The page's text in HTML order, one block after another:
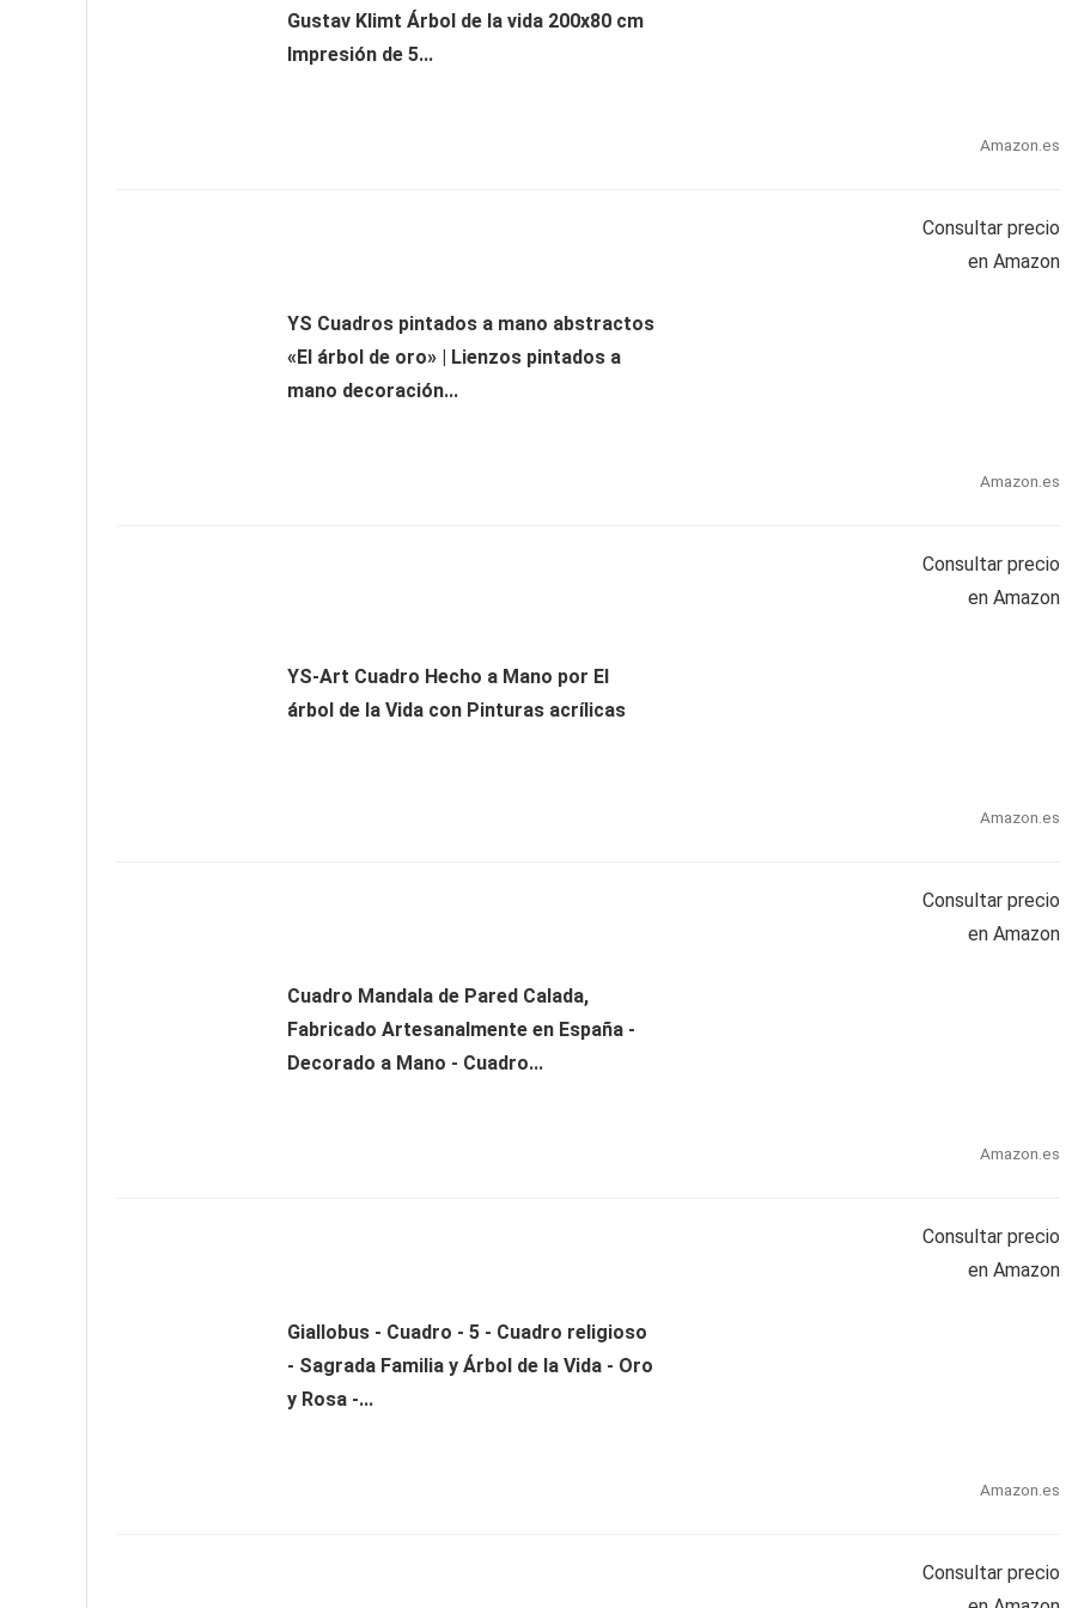
Gustav Klimt Árbol de la vida 200x80 cm
Impresión de 5...
Amazon.es
YS Cuadros pintados a mano abstractos
«El árbol de oro» | Lienzos pintados a
mano decoración...
Consultar precio
en Amazon
Amazon.es
YS-Art Cuadro Hecho a Mano por El
árbol de la Vida con Pinturas acrílicas
Consultar precio
en Amazon
Amazon.es
Cuadro Mandala de Pared Calada,
Fabricado Artesanalmente en España -
Decorado a Mano - Cuadro...
Consultar precio
en Amazon
Amazon.es
Giallobus - Cuadro - 5 - Cuadro religioso
- Sagrada Familia y Árbol de la Vida - Oro
y Rosa -...
Consultar precio
en Amazon
Amazon.es
Consultar precio